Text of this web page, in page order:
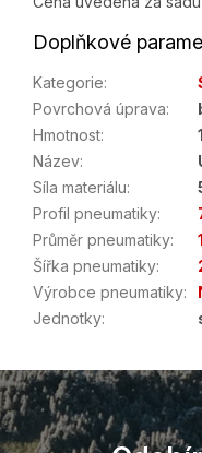
Doplňkové
Kategorie:
Povrchová úprava:
Hmotnost:
Název:
Síla materiálu:
Profil pneumatiky:
Průměr pneumatiky:
Šířka pneumatiky:
Výrobce pneumatiky:
Jednotky:
Z
á
p